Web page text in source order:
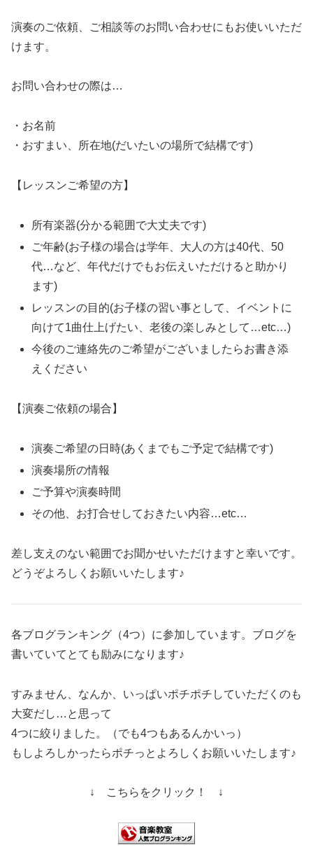
演奏のご依頼、ご相談等のお問い合わせにもお使いいただ
けます。
お問い合わせの際は…
・お名前
・おすまい、所在地(だいたいの場所で結構です)
【レッスンご希望の方】
所有楽器(分かる範囲で大丈夫です)
ご年齢(お子様の場合は学年、大人の方は40代、50
代…など、年代だけでもお伝えいただけると助かり
ます)
レッスンの目的(お子様の習い事として、イベントに
向けて1曲仕上げたい、老後の楽しみとして…etc…)
今後のご連絡先のご希望がございましたらお書き添
えください
【演奏ご依頼の場合】
演奏ご希望の日時(あくまでもご予定で結構です)
演奏場所の情報
ご予算や演奏時間
その他、お打合せしておきたい内容…etc…
差し支えのない範囲でお聞かせいただけますと幸いです。
どうぞよろしくお願いいたします♪
各ブログランキング（4つ）に参加しています。ブログを
書いていてとても励みになります♪
すみません、なんか、いっぱいポチポチしていただくのも
大変だし…と思って
4つに絞りました。（でも4つもあるんかいっ）
もしよろしかったらポチっとよろしくお願いいたします♪
↓ こちらをクリック！ ↓